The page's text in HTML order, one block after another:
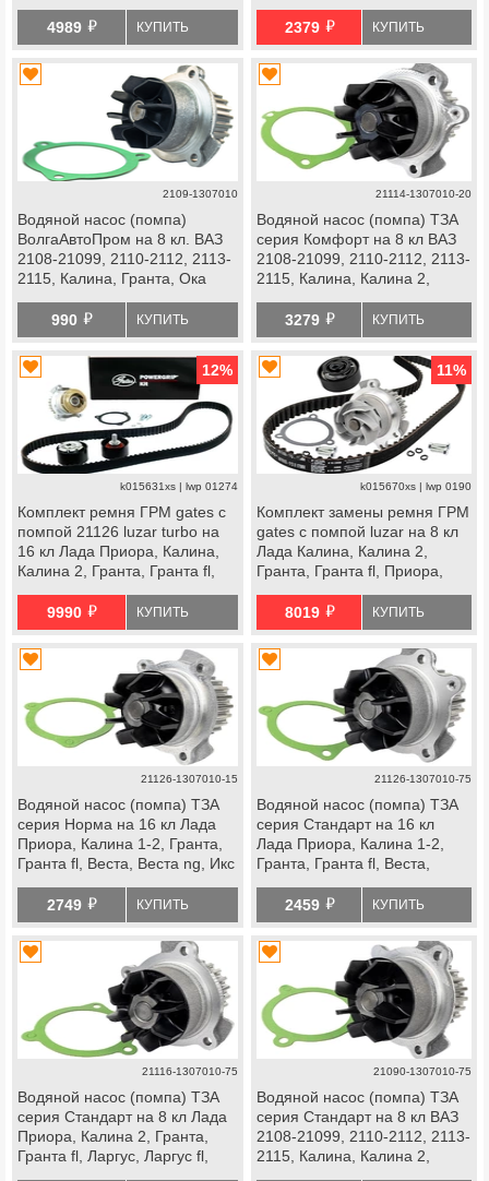
4989 й КУПИТЬ
Ларгус fl, Искра, ВАЗ 2114
Супер Авто, datsun
2379 й КУПИТЬ
2109-1307010
Водяной насос (помпа)
ВолгаАвтоПром на 8 кл. ВАЗ
2108-21099, 2110-2112, 2113-
2115, Калина, Гранта, Ока
990 й КУПИТЬ
21114-1307010-20
Водяной насос (помпа) ТЗА
серия Комфорт на 8 кл ВАЗ
2108-21099, 2110-2112, 2113-
2115, Калина, Калина 2,
3279 й КУПИТЬ
12%
k015631xs | lwp 01274
Комплект ремня ГРМ gates с
помпой 21126 luzar turbo на
16 кл Лада Приора, Калина,
Калина 2, Гранта, Гранта fl,
Рей, datsun
9990 й КУПИТЬ
11%
k015670xs | lwp 0190
Комплект замены ремня ГРМ
gates с помпой luzar на 8 кл
Лада Калина, Калина 2,
Гранта, Гранта fl, Приора,
datsun8019 й КУПИТЬ
21126-1307010-15
Водяной насос (помпа) ТЗА
серия Норма на 16 кл Лада
Приора, Калина 1-2, Гранта,
Гранта fl, Веста, Веста ng, Икс
ВАЗ 2114 Супер Авто, datsun
2749 й КУПИТЬ
21126-1307010-75
Водяной насос (помпа) ТЗА
серия Стандарт на 16 кл
Лада Приора, Калина 1-2,
Гранта, Гранта fl, Веста,
Ларгус fl, Искра, ВАЗ 2114
Супер Авто, datsun
2459 й КУПИТЬ
21116-1307010-75
Водяной насос (помпа) ТЗА
серия Стандарт на 8 кл Лада
Приора, Калина 2, Гранта,
Гранта fl, Ларгус, Ларгус fl,
21090-1307010-75
Водяной насос (помпа) ТЗА
серия Стандарт на 8 кл ВАЗ
2108-21099, 2110-2112, 2113-
2115, Калина, Калина 2,